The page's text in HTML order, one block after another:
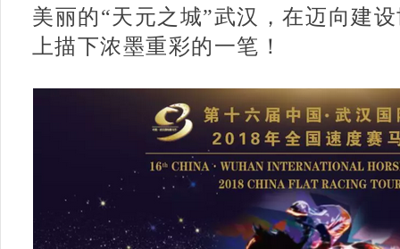
美丽的“天元之城”武汉，在迈向建
上描下浓墨重彩的一笔！